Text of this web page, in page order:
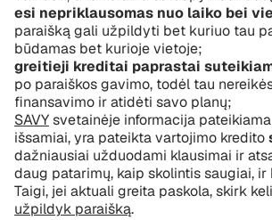
esi nepriklausomas nuo laiko bei
paraišką gali užpildyti bet kuriuo tau
būdamas bet kurioje vietoje;
greitieji kreditai paprastai
po paraiškos gavimo, todėl tau
finansavimo ir atidėti savo planų;
SAVYsvetainėje informacija
išsamiai, yra pateikta vartojimo kredito
dažniausiai užduodami klausimai ir
daug patarimų, kaip skolintis saugiai, ir
Taigi, jei aktuali greita paskola, skirk
užpildyk paraišką.